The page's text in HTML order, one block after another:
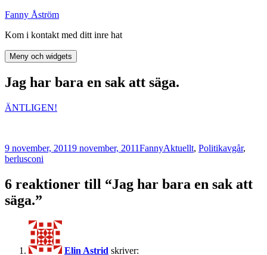
Hoppa
innehåll
Fanny Åström
Kom i kontakt med ditt inre hat
Meny och widgets
Jag har bara en sak att säga.
ÄNTLIGEN!
Postat
9 november, 20119 november, 2011Författare
FannyKategorier
Aktuellt, PolitikTaggar
avgår,
berlusconi
6 reaktioner till “Jag har bara en sak att
säga.”
Elin Astrid skriver: